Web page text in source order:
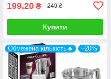
199,20 ₴ 249 ₴
Купити
Обмежена кількість🔥 –20%